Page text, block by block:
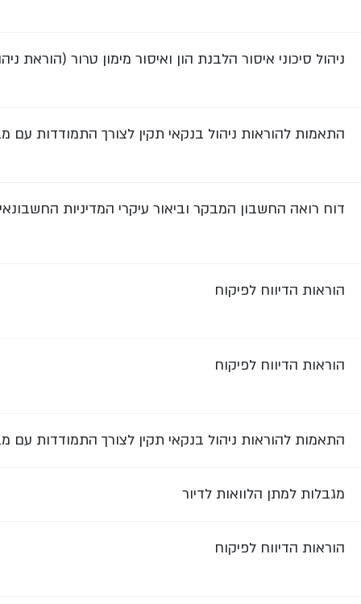
ניהול סיכוני איסור הלבנת הון ואיסור מימון טרור (הוראת ניהול
התאמות להוראות ניהול בנקאי תקין לצורך התמודדות
דוח רואה החשבון המבקר וביאור עיקרי המדיניות
הוראות הדיווח לפיקוח
הוראות הדיווח לפיקוח
התאמות להוראות ניהול בנקאי תקין לצורך התמודדות
מגבלות למתן הלוואות לדיור
הוראות הדיווח לפיקוח